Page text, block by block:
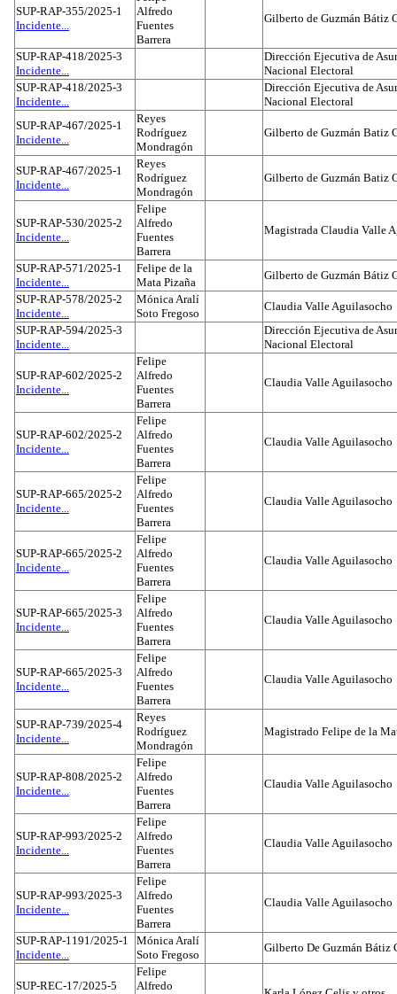
SUP-RAP-355/2025-1
Incidente...
Alfredo
Fuentes
Barrera
Gilberto de Guzmán Bátiz
SUP-RAP-418/2025-3
Incidente...
Dirección Ejecutiva de
Nacional Electoral
SUP-RAP-418/2025-3
Incidente...
Dirección Ejecutiva de
Nacional Electoral
SUP-RAP-467/2025-1
Incidente...
Reyes
Rodríguez
Mondragón
Gilberto de Guzmán Batiz
SUP-RAP-467/2025-1
Incidente...
Reyes
Rodríguez
Mondragón
Gilberto de Guzmán Batiz
SUP-RAP-530/2025-2
Incidente...
Felipe
Alfredo
Fuentes
Barrera
Magistrada Claudia Valle
SUP-RAP-571/2025-1
Incidente...
Felipe de la
Mata Pizaña
Gilberto de Guzmán Bátiz
SUP-RAP-578/2025-2
Incidente...
Mónica Aralí
Soto Fregoso
Claudia Valle Aguilasocho
SUP-RAP-594/2025-3
Incidente...
Dirección Ejecutiva de
Nacional Electoral
SUP-RAP-602/2025-2
Incidente...
Felipe
Alfredo
Fuentes
Barrera
Claudia Valle Aguilasocho
SUP-RAP-602/2025-2
Incidente...
Felipe
Alfredo
Fuentes
Barrera
Claudia Valle Aguilasocho
SUP-RAP-665/2025-2
Incidente...
Felipe
Alfredo
Fuentes
Barrera
Claudia Valle Aguilasocho
SUP-RAP-665/2025-2
Incidente...
Felipe
Alfredo
Fuentes
Barrera
Claudia Valle Aguilasocho
SUP-RAP-665/2025-3
Incidente...
Felipe
Alfredo
Fuentes
Barrera
Claudia Valle Aguilasocho
SUP-RAP-665/2025-3
Incidente...
Felipe
Alfredo
Fuentes
Barrera
Claudia Valle Aguilasocho
SUP-RAP-739/2025-4
Incidente...
Reyes
Rodríguez
Mondragón
Magistrado Felipe de la
SUP-RAP-808/2025-2
Incidente...
Felipe
Alfredo
Fuentes
Barrera
Claudia Valle Aguilasocho
SUP-RAP-993/2025-2
Incidente...
Felipe
Alfredo
Fuentes
Barrera
Claudia Valle Aguilasocho
SUP-RAP-993/2025-3
Incidente...
Felipe
Alfredo
Fuentes
Barrera
Claudia Valle Aguilasocho
SUP-RAP-1191/2025-1
Incidente...
Mónica Aralí
Soto Fregoso
Gilberto De Guzmán Bátiz
SUP-REC-17/2025-5
Felipe
Alfredo